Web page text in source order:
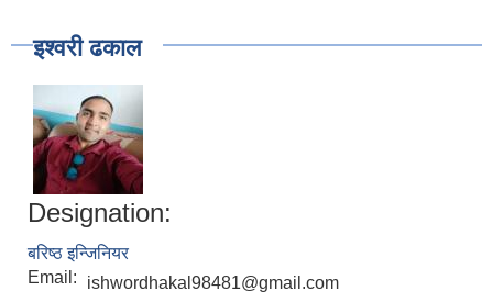
इश्वरी ढकाल
Designation:
बरिष्ठ इन्जिनियर
Email:
ishwordhakal98481@gmail.com